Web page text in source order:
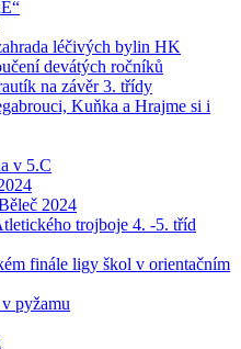
léčivých bylin HK
devátých ročníků
na závěr 3. třídy
Kuňka a Hrajme si i
v 5.C
2024
trojboje 4. -5. tříd
finále ligy škol v orientačním
pyžamu